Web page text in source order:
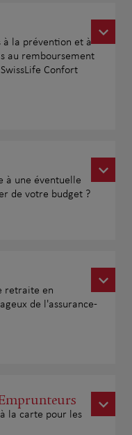
à la prévention et à
au remboursement
Confort
à une éventuelle
de votre budget ?
retraite en
de l'assurance-
la carte pour les